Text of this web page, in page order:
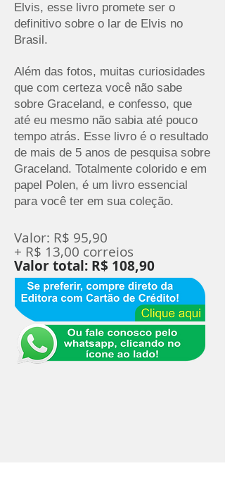
Elvis, esse livro promete ser o
definitivo sobre o lar de Elvis no
Brasil.
Além das fotos, muitas curiosidades
que com certeza você não sabe
sobre Graceland, e confesso, que
até eu mesmo não sabia até pouco
tempo atrás. Esse livro é o resultado
de mais de 5 anos de pesquisa sobre
Graceland. Totalmente colorido e em
papel Polen, é um livro essencial
para você ter em sua coleção.
Valor: R$ 95,90
+ R$ 13,00 correios
Valor total: R$ 108,90